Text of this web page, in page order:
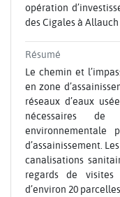
opération
des Cigales à
Résumé
Le chemin et
en zone
réseaux d’eaux
nécessaires
environnementale
d’assainissement.
canalisations
regards de visites
d’environ 20 parcelles